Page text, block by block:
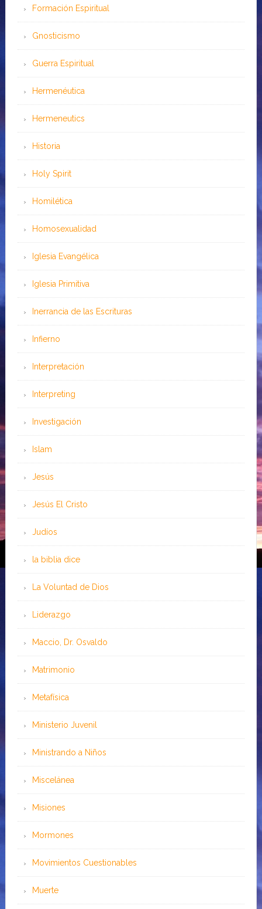
Formación Espiritual
Gnosticismo
Guerra Espiritual
Hermenéutica
Hermeneutics
Historia
Holy Spirit
Homilética
Homosexualidad
Iglesia Evangélica
Iglesia Primitiva
Inerrancia de las Escrituras
Infierno
Interpretación
Interpreting
Investigación
Islam
Jesús
Jesús El Cristo
Judíos
la biblia dice
La Voluntad de Dios
Liderazgo
Maccio, Dr. Osvaldo
Matrimonio
Metafísica
Ministerio Juvenil
Ministrando a Niños
Miscelánea
Misiones
Mormones
Movimientos Cuestionables
Muerte